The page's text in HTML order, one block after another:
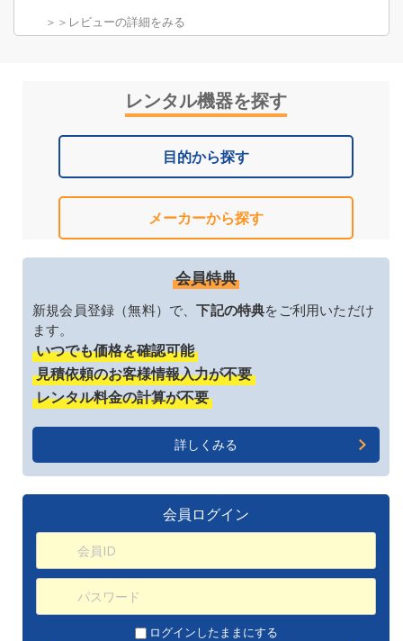
＞＞レビューの詳細をみる
レンタル機器を探す
目的から探す
メーカーから探す
会員特典
新規会員登録（無料）で、下記の特典をご利用いただけ
ます。
いつでも価格を確認可能
見積依頼のお客様情報入力が不要
レンタル料金の計算が不要
詳しくみる
会員ログイン
ログインしたままにする